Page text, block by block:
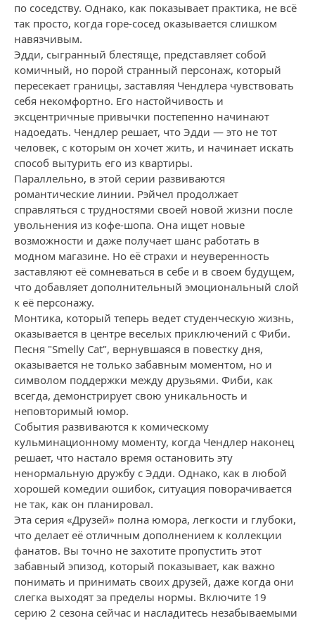
по соседству. Однако, как показывает практика, не всё
так просто, когда горе-сосед оказывается слишком
навязчивым.
Эдди, сыгранный блестяще, представляет собой
комичный, но порой странный персонаж, который
пересекает границы, заставляя Чендлера чувствовать
себя некомфортно. Его настойчивость и
эксцентричные привычки постепенно начинают
надоедать. Чендлер решает, что Эдди — это не тот
человек, с которым он хочет жить, и начинает искать
способ вытурить его из квартиры.
Параллельно, в этой серии развиваются
романтические линии. Рэйчел продолжает
справляться с трудностями своей новой жизни после
увольнения из кофе-шопа. Она ищет новые
возможности и даже получает шанс работать в
модном магазине. Но её страхи и неуверенность
заставляют её сомневаться в себе и в своем будущем,
что добавляет дополнительный эмоциональный слой
к её персонажу.
Монтика, который теперь ведет студенческую жизнь,
оказывается в центре веселых приключений с Фиби.
Песня "Smelly Cat", вернувшаяся в повестку дня,
оказывается не только забавным моментом, но и
символом поддержки между друзьями. Фиби, как
всегда, демонстрирует свою уникальность и
неповторимый юмор.
События развиваются к комическому
кульминационному моменту, когда Чендлер наконец
решает, что настало время остановить эту
ненормальную дружбу с Эдди. Однако, как в любой
хорошей комедии ошибок, ситуация поворачивается
не так, как он планировал.
Эта серия «Друзей» полна юмора, легкости и глубоки,
что делает её отличным дополнением к коллекции
фанатов. Вы точно не захотите пропустить этот
забавный эпизод, который показывает, как важно
понимать и принимать своих друзей, даже когда они
слегка выходят за пределы нормы. Включите 19
серию 2 сезона сейчас и насладитесь незабываемыми